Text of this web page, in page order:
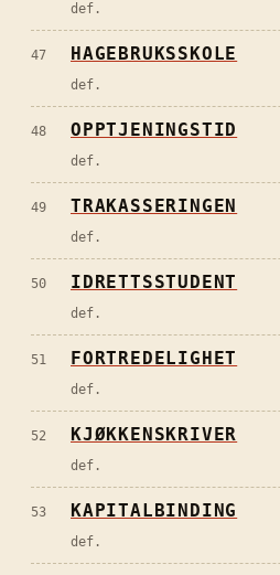
def.
47 HAGEBRUKSSKOLE
def.
48 OPPTJENINGSTID
def.
49 TRAKASSERINGEN
def.
50 IDRETTSSTUDENT
def.
51 FORTREDELIGHET
def.
52 KJØKKENSKRIVER
def.
53 KAPITALBINDING
def.